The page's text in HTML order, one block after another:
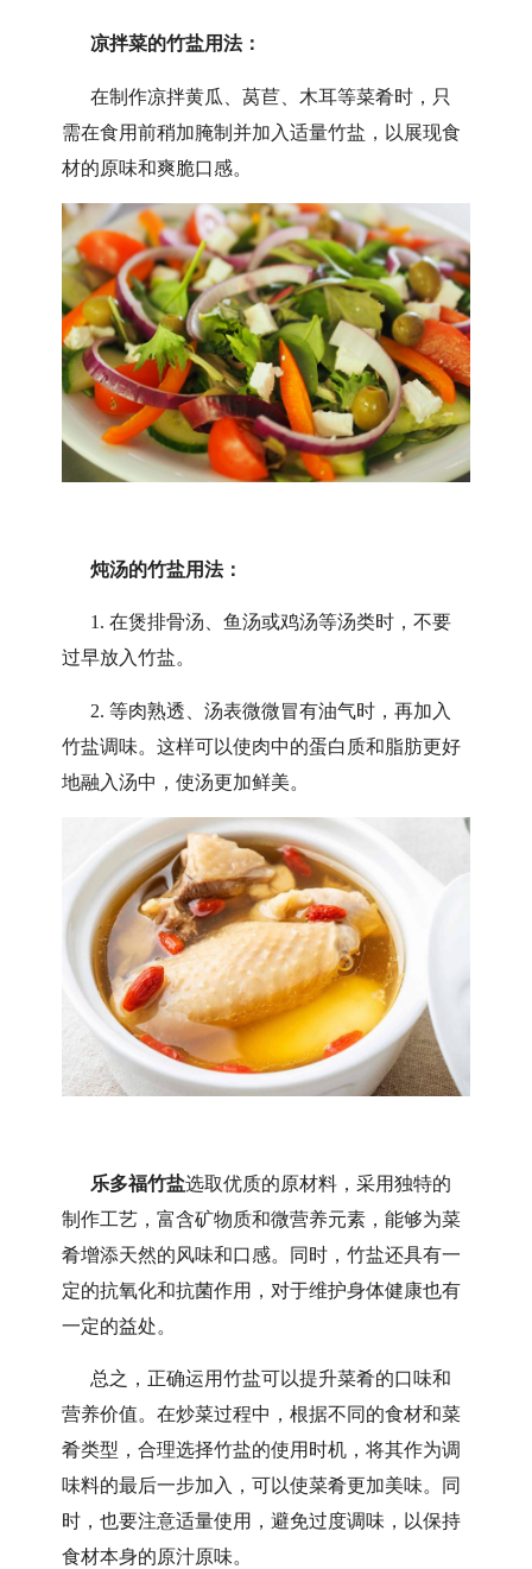
凉拌菜的竹盐用法：
在制作凉拌黄瓜、莴苣、木耳等菜肴时，只
需在食用前稍加腌制并加入适量竹盐，以展现食
材的原味和爽脆口感。
炖汤的竹盐用法：
1. 在煲排骨汤、鱼汤或鸡汤等汤类时，不要
过早放入竹盐。
2. 等肉熟透、汤表微微冒有油气时，再加入
竹盐调味。这样可以使肉中的蛋白质和脂肪更好
地融入汤中，使汤更加鲜美。
乐多福竹盐选取优质的原材料，采用独特的
制作工艺，富含矿物质和微营养元素，能够为菜
肴增添天然的风味和口感。同时，竹盐还具有一
定的抗氧化和抗菌作用，对于维护身体健康也有
一定的益处。
总之，正确运用竹盐可以提升菜肴的口味和
营养价值。在炒菜过程中，根据不同的食材和菜
肴类型，合理选择竹盐的使用时机，将其作为调
味料的最后一步加入，可以使菜肴更加美味。同
时，也要注意适量使用，避免过度调味，以保持
食材本身的原汁原味。